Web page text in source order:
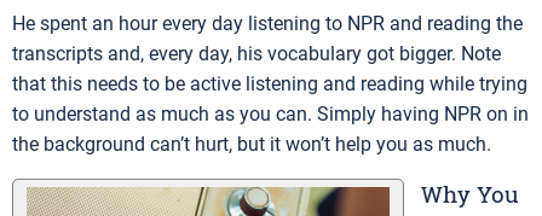
He spent an hour every day listening to NPR and reading the
transcripts and, every day, his vocabulary got bigger. Note
that this needs to be active listening and reading while trying
to understand as much as you can. Simply having NPR on in
the background can’t hurt, but it won’t help you as much.
Why You